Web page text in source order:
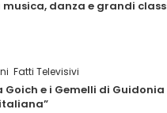
musica, danza e grandi
Fatti Televisivi
Goich e i Gemelli di